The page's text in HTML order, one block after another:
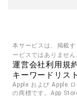
本サービスは、掲載
ービスではありません
運営会社利用規
キーワードリスト
Apple および Apple
の商標です。App